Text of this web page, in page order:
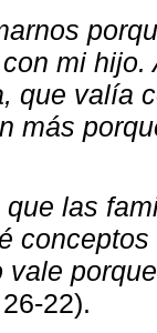
mi
que valía
más
las
vale
22).